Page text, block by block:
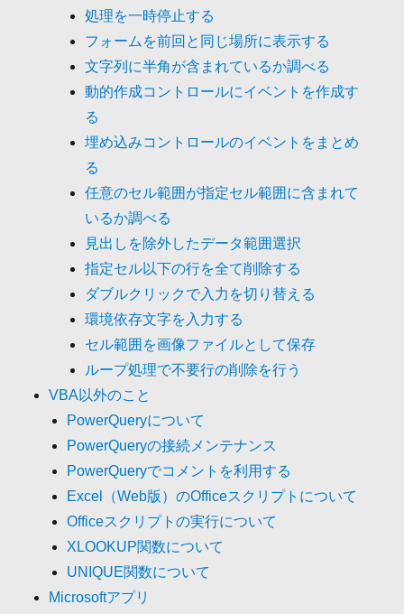
処理を一時停止する
フォームを前回と同じ場所に表示する
文字列に半角が含まれているか調べる
動的作成コントロールにイベントを作成す
る
埋め込みコントロールのイベントをまとめ
る
任意のセル範囲が指定セル範囲に含まれて
いるか調べる
見出しを除外したデータ範囲選択
指定セル以下の行を全て削除する
ダブルクリックで入力を切り替える
環境依存文字を入力する
セル範囲を画像ファイルとして保存
ループ処理で不要行の削除を行う
VBA以外のこと
PowerQueryについて
PowerQueryの接続メンテナンス
PowerQueryでコメントを利用する
Excel（Web版）のOfficeスクリプトについて
Officeスクリプトの実行について
XLOOKUP関数について
UNIQUE関数について
Microsoftアプリ